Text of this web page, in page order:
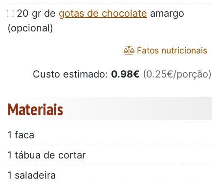
20 gr de gotas de chocolate amargo
(opcional)
Fatos nutricionais
Custo estimado: 0.98€ (0.25€/porção)
Materiais
1 faca
1 tábua de cortar
1 saladeira